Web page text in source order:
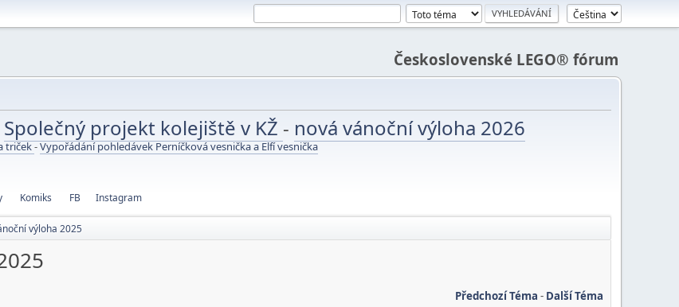
Československé LEGO® fórum
Společný projekt kolejiště v KŽ - nová vánoční výloha 2026
triček-Vypořádání pohledávek Perníčková vesnička a Elfí vesnička
Komiks FB Instagram
výloha 2025
Předchozí Téma - Další Téma